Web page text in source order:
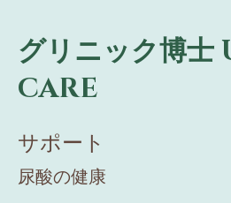
グリニック博
CARE
サポート
尿酸の健康